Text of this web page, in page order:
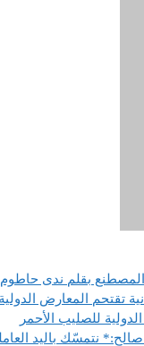
بقلم ندى حاطوم
للصليب الأحمر